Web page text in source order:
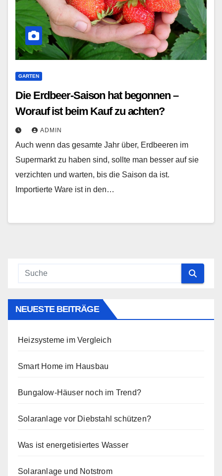
GARTEN
Die Erdbeer-Saison hat begonnen –
Worauf ist beim Kauf zu achten?
ADMIN
Auch wenn das gesamte Jahr über, Erdbeeren im
Supermarkt zu haben sind, sollte man besser auf sie
verzichten und warten, bis die Saison da ist.
Importierte Ware ist in den…
NEUESTE BEITRÄGE
Heizsysteme im Vergleich
Smart Home im Hausbau
Bungalow-Häuser noch im Trend?
Solaranlage vor Diebstahl schützen?
Was ist energetisiertes Wasser
Solaranlage und Notstrom